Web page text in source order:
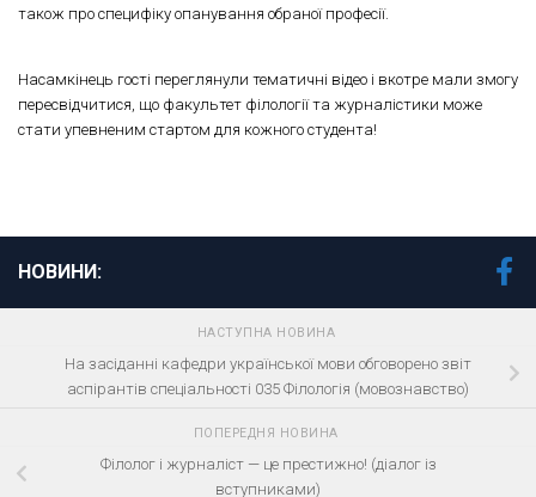
також про специфіку опанування обраної професії.
Насамкінець гості переглянули тематичні відео і вкотре мали змогу
пересвідчитися, що факультет філології та журналістики може
стати упевненим стартом для кожного студента!
НОВИНИ:
НАСТУПНА НОВИНА
На засіданні кафедри української мови обговорено звіт
аспірантів спеціальності 035 Філологія (мовознавство)
ПОПЕРЕДНЯ НОВИНА
Філолог і журналіст — це престижно! (діалог із
вступниками)